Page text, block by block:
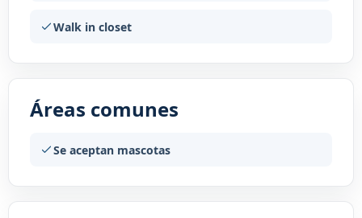
Walk in closet
Áreas comunes
Se aceptan mascotas